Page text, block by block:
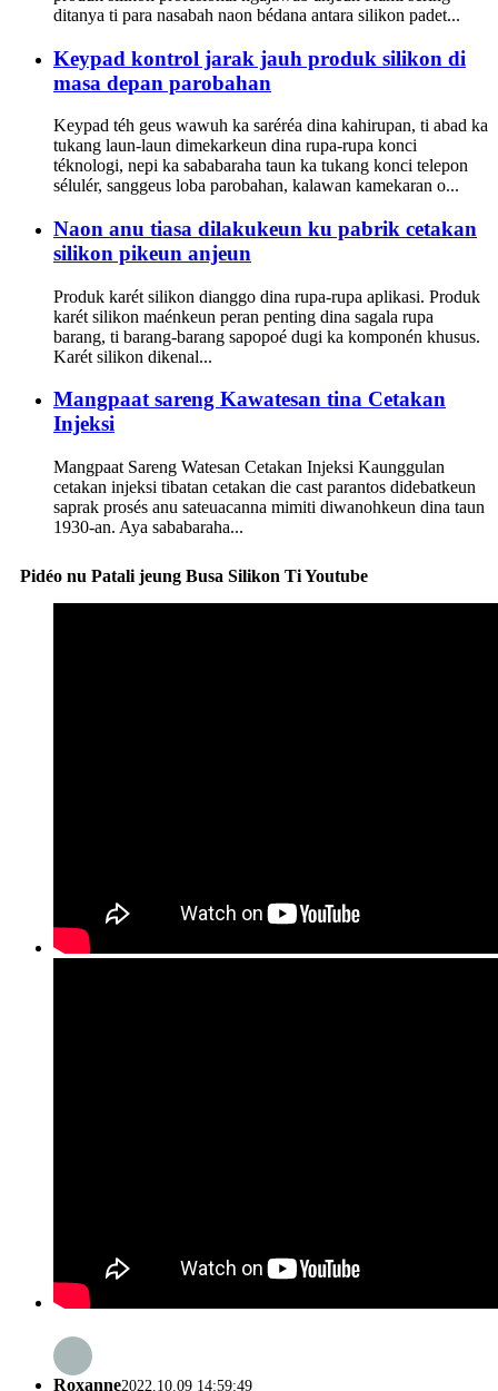
ditanya ti para nasabah naon bédana antara silikon padet...
Keypad kontrol jarak jauh produk silikon di
masa depan parobahan
Keypad téh geus wawuh ka saréréa dina kahirupan, ti abad ka
tukang laun-laun dimekarkeun dina rupa-rupa konci
téknologi, nepi ka sababaraha taun ka tukang konci telepon
sélulér, sanggeus loba parobahan, kalawan kamekaran o...
Naon anu tiasa dilakukeun ku pabrik cetakan
silikon pikeun anjeun
Produk karét silikon dianggo dina rupa-rupa aplikasi. Produk
karét silikon maénkeun peran penting dina sagala rupa
barang, ti barang-barang sapopoé dugi ka komponén khusus.
Karét silikon dikenal...
Mangpaat sareng Kawatesan tina Cetakan
Injeksi
Mangpaat Sareng Watesan Cetakan Injeksi Kaunggulan
cetakan injeksi tibatan cetakan die cast parantos didebatkeun
saprak prosés anu sateuacanna mimiti diwanohkeun dina taun
1930-an. Aya sababaraha...
Pidéo nu Patali jeung Busa Silikon Ti Youtube
Roxanne2022.10.09 14:59:49